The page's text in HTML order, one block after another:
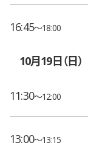
16:45〜18:00
10月19日（日）
11:30〜12:00
13:00〜13:15